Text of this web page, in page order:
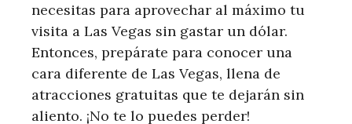
necesitas para aprovechar al máximo tu
visita a Las Vegas sin gastar un dólar.
Entonces, prepárate para conocer una
cara diferente de Las Vegas, llena de
atracciones gratuitas que te dejarán sin
aliento. ¡No te lo puedes perder!